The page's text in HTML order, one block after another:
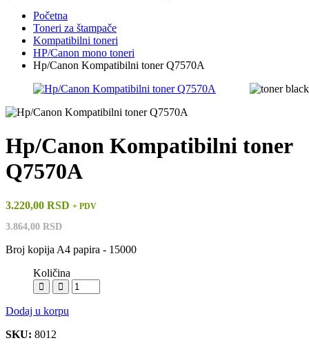
Početna
Toneri za štampače
Kompatibilni toneri
HP/Canon mono toneri
Hp/Canon Kompatibilni toner Q7570A
Hp/Canon Kompatibilni toner
Q7570A
3.220,00 RSD + PDV
3.864,00 RSD
Broj kopija A4 papira - 15000
Količina
Dodaj u korpu
SKU: 8012